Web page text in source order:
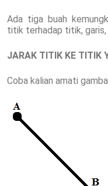
Ada tiga buah
titik terhadap titik, garis,
JARAK TITIK KE TITIK
Coba kalian amati